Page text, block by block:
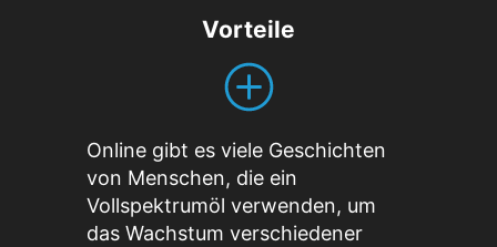
Vorteile
Online gibt es viele Geschichten
von Menschen, die ein
Vollspektrumöl verwenden, um
das Wachstum verschiedener